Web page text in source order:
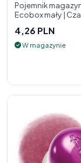
Pojemnik
Ecobox mały |
4,26 PLN
W magazynie